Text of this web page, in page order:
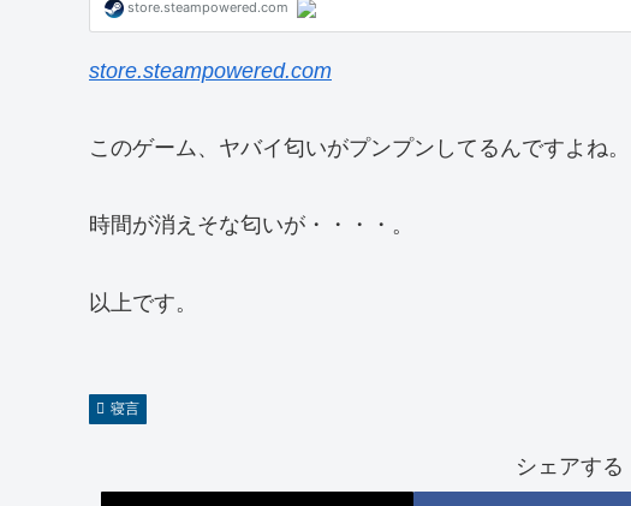
store.steampowered.com
このゲーム、ヤバイ匂いがプンプンしてるんですよね。
時間が消えそな匂いが・・・・。
以上です。
寝言
シェアする